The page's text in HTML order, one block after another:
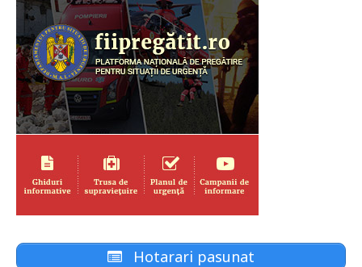
Hotarari pasunat